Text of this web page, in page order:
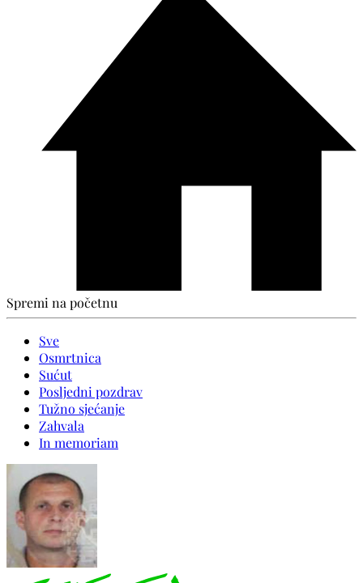
Spremi na početnu
Sve
Osmrtnica
Sućut
Posljedni pozdrav
Tužno sjećanje
Zahvala
In memoriam